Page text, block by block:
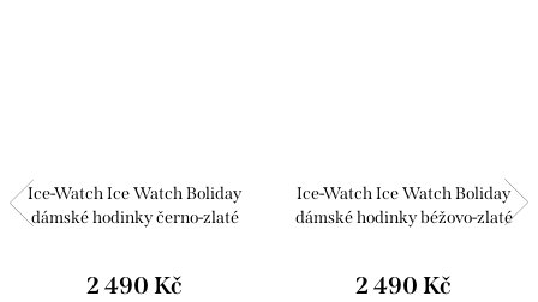
Ice-Watch Ice Watch Boliday
dámské hodinky černo-zlaté
2 490 Kč
Ice-Watch Ice Watch Boliday
dámské hodinky béžovo-zlaté
2 490 Kč